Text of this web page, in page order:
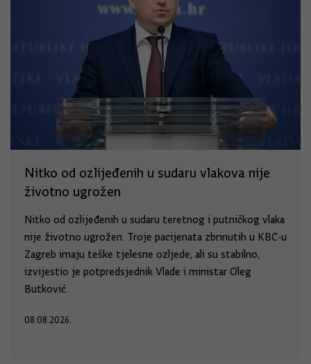
Nitko od ozlijeđenih u sudaru vlakova nije
životno ugrožen
Nitko od ozlijeđenih u sudaru teretnog i putničkog vlaka
nije životno ugrožen. Troje pacijenata zbrinutih u KBC-u
Zagreb imaju teške tjelesne ozljede, ali su stabilno,
izvijestio je potpredsjednik Vlade i ministar Oleg
Butković.
08.08.2026.